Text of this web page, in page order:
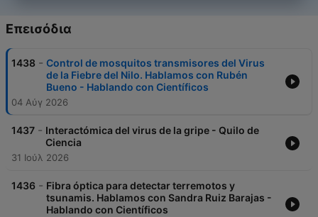
Επεισόδια
1438 - Control de mosquitos transmisores del Virus
de la Fiebre del Nilo. Hablamos con Rubén
Bueno - Hablando con Científicos
04 Αύγ 2026
1437 - Interactómica del virus de la gripe - Quilo de
Ciencia
31 Ιούλ 2026
1436 - Fibra óptica para detectar terremotos y
tsunamis. Hablamos con Sandra Ruiz Barajas -
Hablando con Científicos